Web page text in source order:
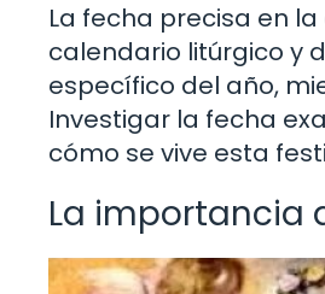
La fecha precisa en
calendario litúrgico y
específico del año,
Investigar la fecha
cómo se vive esta
La importancia